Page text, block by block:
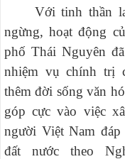
Với tinh thần lao
ngừng, hoạt động
phố Thái Nguyên
nhiệm vụ chính trị
thêm đời sống văn
góp cực vào việc
người Việt Nam
đất nước theo